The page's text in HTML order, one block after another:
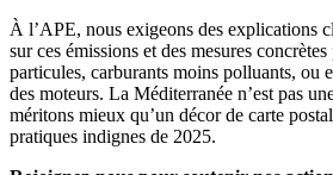
À l’APE, nous exigeons des explications
sur ces émissions et des mesures
particules, carburants moins polluants, ou
des moteurs. La Méditerranée n’est pas
méritons mieux qu’un décor de carte
pratiques indignes de 2025.